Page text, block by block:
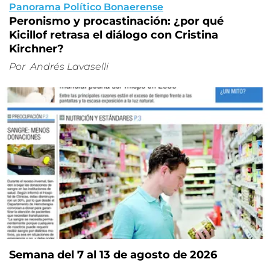
Panorama Político Bonaerense
Peronismo y procastinación: ¿por qué
Kicillof retrasa el diálogo con Cristina
Kirchner?
Por Andrés Lavaselli
Semana del 7 al 13 de agosto de 2026